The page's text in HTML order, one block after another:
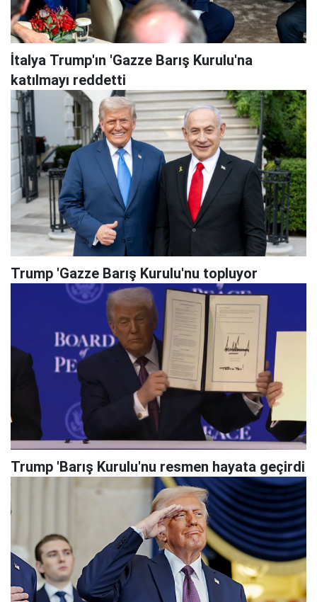
İtalya Trump'ın 'Gazze Barış Kurulu'na
katılmayı reddetti
Trump 'Gazze Barış Kurulu'nu topluyor
Trump 'Barış Kurulu'nu resmen hayata geçirdi